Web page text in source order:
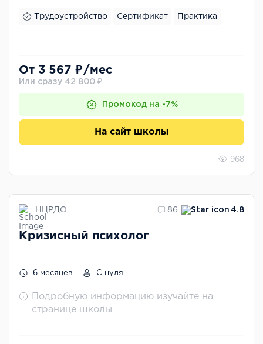
Трудоустройство Сертификат Практика
От 3 567 ₽/мес
Или сразу 42 800 ₽
Промокод на -7%
На сайт школы
968
НЦРДО 86 4.8
Кризисный психолог
6 месяцев С нуля
Подробную информацию изучайте на
странице школы